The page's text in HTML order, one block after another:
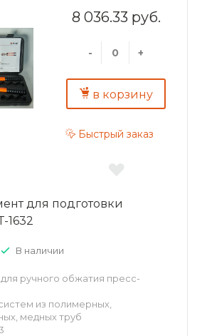
8 036.33 руб.
- +
в корзину
Быстрый заказ
для подготовки
1632
В наличии
ручного обжатия пресс-
из полимерных,
медных труб